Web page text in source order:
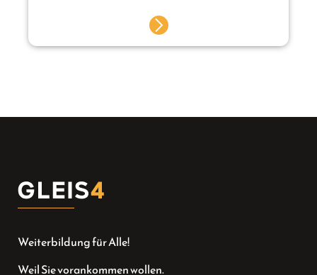
Weiterbildung für Alle!
Weil Sie vorankommen wollen.